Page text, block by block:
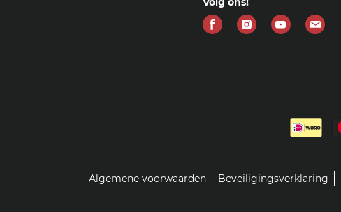
Vind
Vind
Vind
Vind
Algemene voorwaarden Beveiligingsverklaring